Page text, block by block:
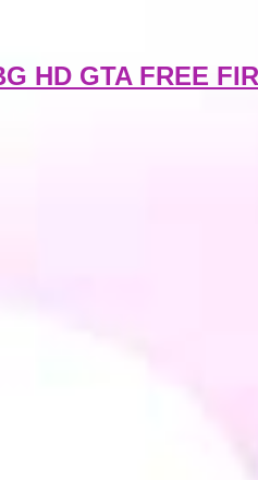
HD GTA FREE